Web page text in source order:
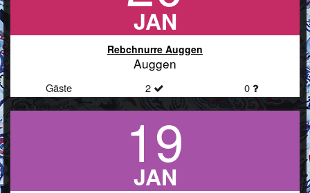
JAN
Rebchnurre Auggen
Auggen
Gäste 2 0
19
JAN